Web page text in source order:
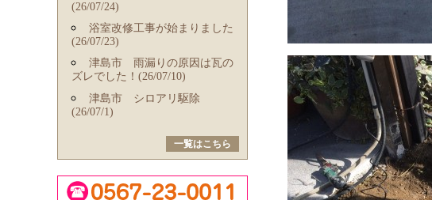
(26/07/24)
浴室改修工事が始まりました
(26/07/23)
津島市 雨漏りの原因は瓦の
ズレでした！(26/07/10)
津島市 シロアリ駆除
(26/07/1)
一覧はこちら